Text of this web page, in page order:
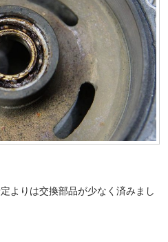
よりは交換部品が少なく済みまし